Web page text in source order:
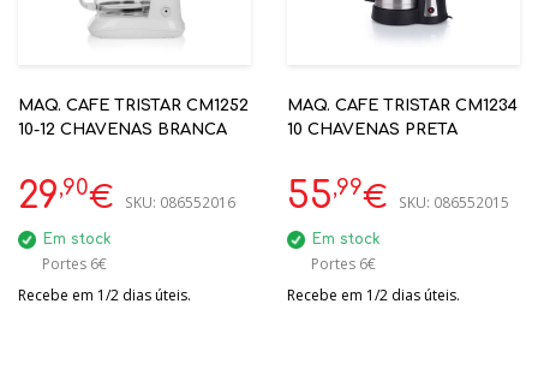
MAQ. CAFE TRISTAR CM1252
10-12 CHAVENAS BRANCA
29,90€ SKU: 086552016
Em stock
Portes 6€
Recebe em 1/2 dias úteis.
MAQ. CAFE TRISTAR CM1234
10 CHAVENAS PRETA
55,99€ SKU: 086552015
Em stock
Portes 6€
Recebe em 1/2 dias úteis.